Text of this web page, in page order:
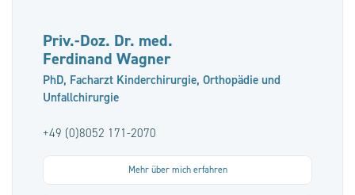
Priv.-Doz. Dr. med.
Ferdinand Wagner
PhD, Facharzt Kinderchirurgie, Orthopädie und
Unfallchirurgie
+49 (0)8052 171-2070
Mehr über mich erfahren